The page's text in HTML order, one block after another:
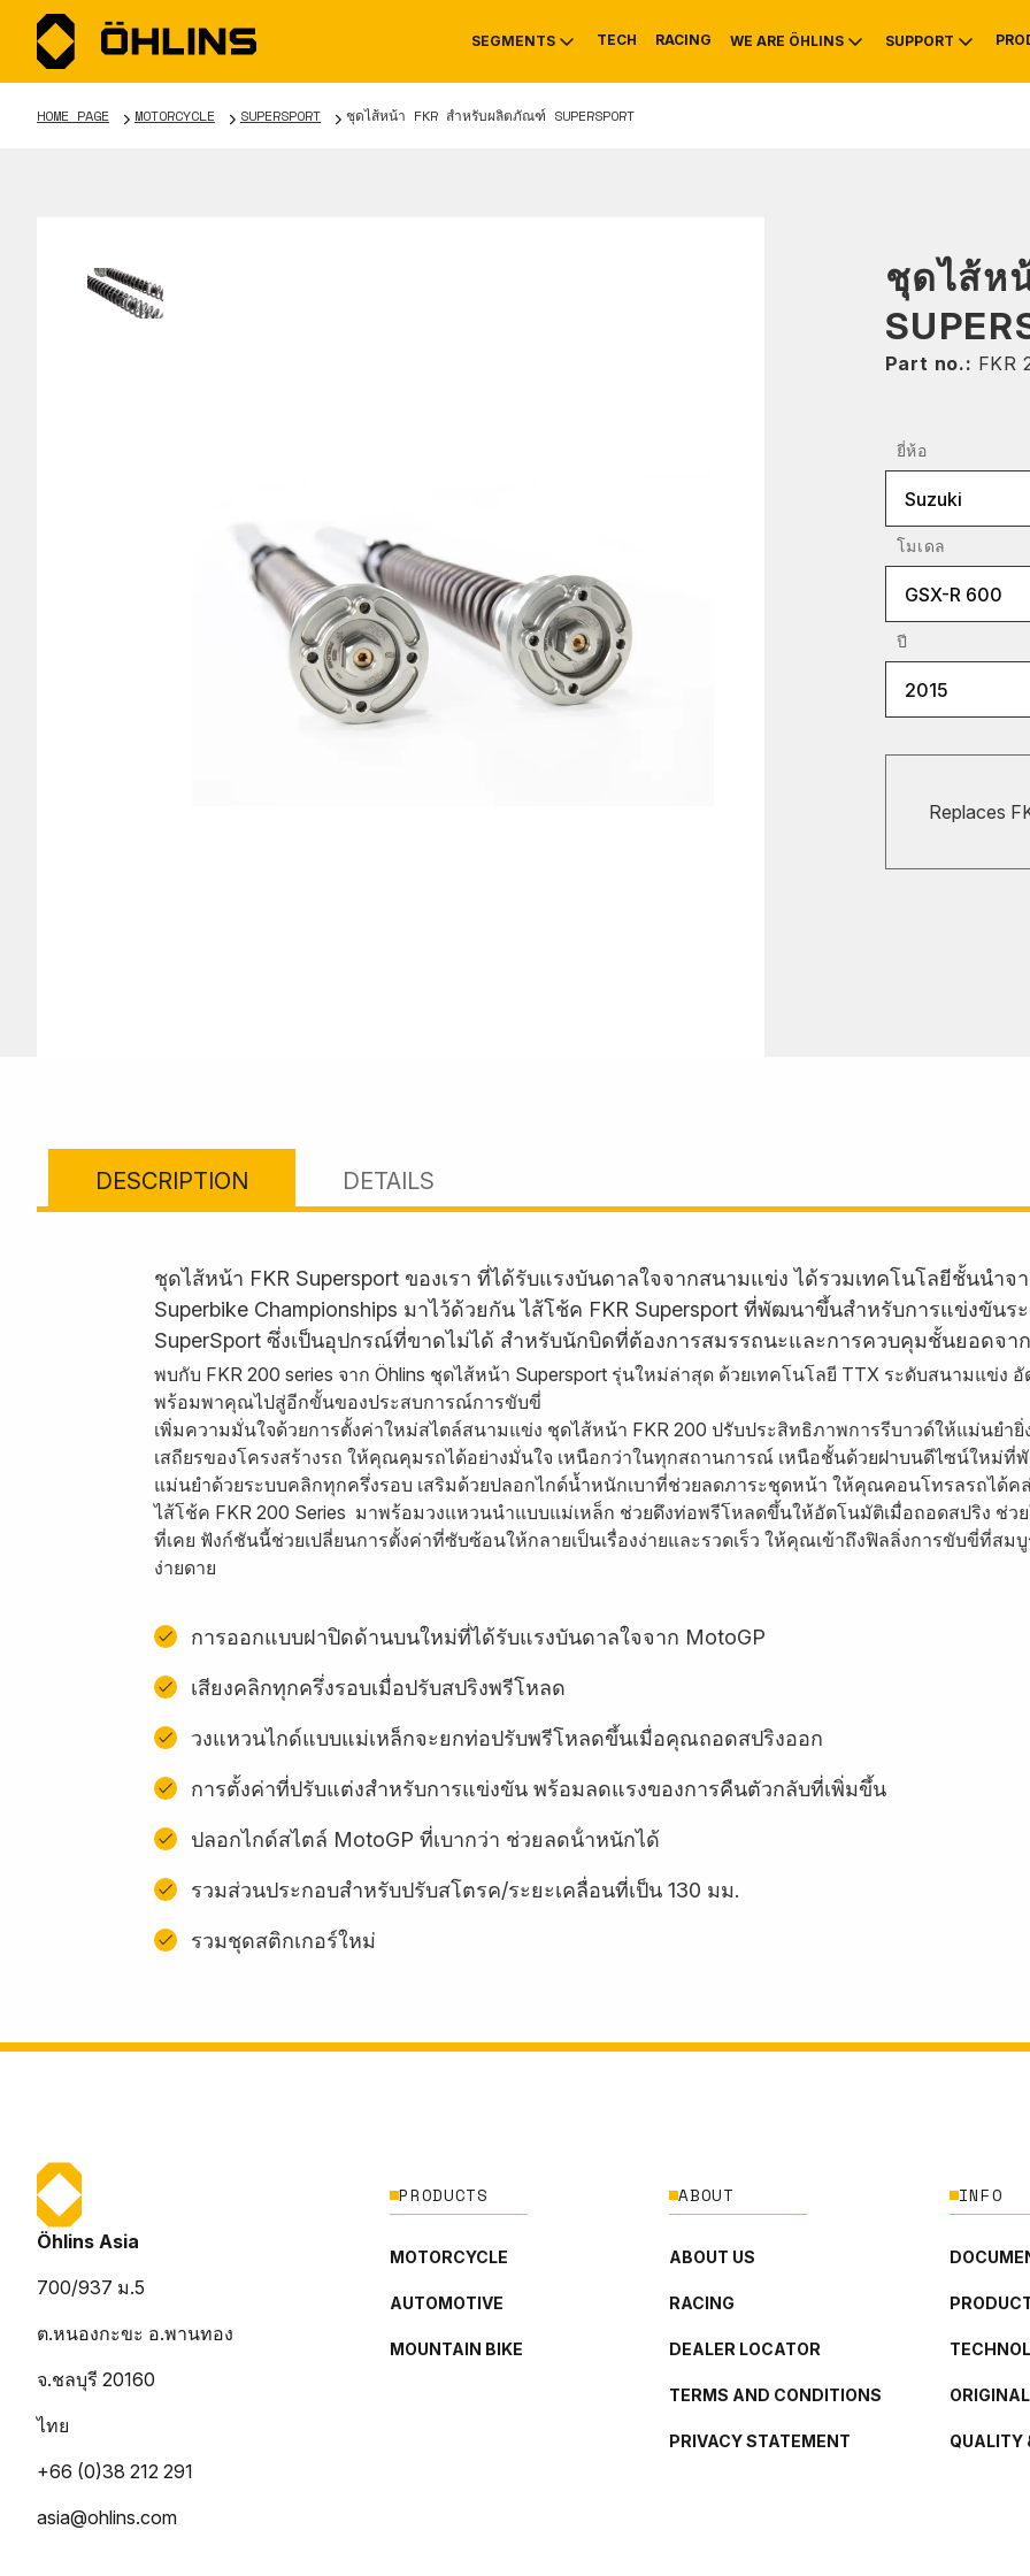
SEGMENTS
MOUNTAIN BIKE
TECH RACING WE ARE ÖHLINS SUPPORT
SERVICE INFO &
HOME PAGE MOTORCYCLE SUPERSPORT ชุดไส้หน้า FKR สำหรับผลิตภัณฑ์ SUPERSPORT
ชุดไส้ห
Part no.: FKR
ยี่ห้อ
Suzuki
โมเดล
GSX-R 600
ปี
2015
Replaces
DESCRIPTION DETAILS
ชุดไส้หน้า FKR Supersport ของเรา ที่ได้รับแรงบันดาลใจจากสนามแข่ง ได้รวมเทคโนโลยีชั้นนำ
Superbike Championships มาไว้ด้วยกัน ไส้โช้ค FKR Supersport ที่พัฒนาขึ้นสำหรับการแข่งขันร
SuperSport ซึ่งเป็นอุปกรณ์ที่ขาดไม่ได้ สำหรับนักบิดที่ต้องการสมรรถนะและการควบคุมชั้นยอดจา
พบกับ FKR 200 series จาก Öhlins ชุดไส้หน้า Supersport รุ่นใหม่ล่าสุด ด้วยเทคโนโลยี TTX ระดับสนามแข่ง
พร้อมพาคุณไปสู่อีกขั้นของประสบการณ์การขับขี่
เพิ่มความมั่นใจด้วยการตั้งค่าใหม่สไตล์สนามแข่ง ชุดไส้หน้า FKR 200 ปรับประสิทธิภาพการรีบาวด์ให้แม่นยำยิ่
เสถียรของโครงสร้างรถ ให้คุณคุมรถได้อย่างมั่นใจ เหนือกว่าในทุกสถานการณ์ เหนือชั้นด้วยฝาบนดีไซน์ใหม่
แม่นยำด้วยระบบคลิกทุกครึ่งรอบ เสริมด้วยปลอกไกด์น้ำหนักเบาที่ช่วยลดภาระชุดหน้า ให้คุณคอนโทรลรถได้คล่
ไส้โช้ค FKR 200 Series มาพร้อมวงแหวนนำแบบแม่เหล็ก ช่วยดึงท่อพรีโหลดขึ้นให้อัตโนมัติเมื่อถอดสปริง ช่วย
ที่เคย ฟังก์ชันนี้ช่วยเปลี่ยนการตั้งค่าที่ซับซ้อนให้กลายเป็นเรื่องง่ายและรวดเร็ว ให้คุณเข้าถึงฟิลลิ่งการขับขี่ที่ส
ง่ายดาย
การออกแบบฝาปิดด้านบนใหม่ที่ได้รับแรงบันดาลใจจาก MotoGP
เสียงคลิกทุกครึ่งรอบเมื่อปรับสปริงพรีโหลด
วงแหวนไกด์แบบแม่เหล็กจะยกท่อปรับพรีโหลดขึ้นเมื่อคุณถอดสปริงออก
การตั้งค่าที่ปรับแต่งสำหรับการแข่งขัน พร้อมลดแรงของการคืนตัวกลับที่เพิ่มขึ้น
ปลอกไกด์สไตล์ MotoGP ที่เบากว่า ช่วยลดน้ําหนักได้
รวมส่วนประกอบสําหรับปรับสโตรค/ระยะเคลื่อนที่เป็น 130 มม.
รวมชุดสติกเกอร์ใหม่
Öhlins Asia
700/937 ม.5
ต.หนองกะขะ อ.พานทอง
จ.ชลบุรี 20160
ไทย
+66 (0)38 212 291
asia@ohlins.com
PRODUCTS
MOTORCYCLE
AUTOMOTIVE
MOUNTAIN BIKE
ABOUT
ABOUT US
RACING
DEALER LOCATOR
TERMS AND CONDITIONS
PRIVACY STATEMENT
INFO
QUALITY